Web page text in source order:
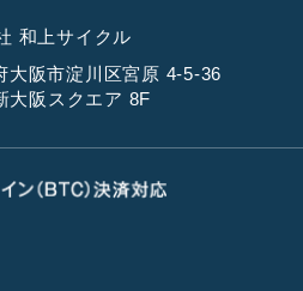
和上サイクル
大阪市淀川区宮原 4-5-36
大阪スクエア 8F